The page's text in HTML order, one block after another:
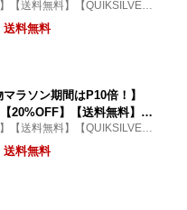
ックシルバー メンズ SURF
20 フィットタイ ボード
】【送料無料】【QUIKSILVER
バー 公式通販】
送料無料
マラソン期間はP10倍！】
20%OFF】【送料無料】Qu
ックシルバー メンズ SURF
20 フィットタイ ボー
】【送料無料】【QUIKSILVER
バー 公式通販】
送料無料